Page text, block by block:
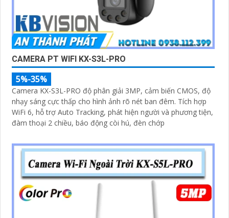
CAMERA PT WIFI KX-S3L-PRO
5%-35%
Camera KX-S3L-PRO độ phân giải 3MP, cảm biến CMOS, độ
nhạy sáng cực thấp cho hình ảnh rõ nét ban đêm. Tích hợp
WiFi 6, hỗ trợ Auto Tracking, phát hiện người và phương tiện,
đàm thoại 2 chiều, báo động còi hú, đèn chớp